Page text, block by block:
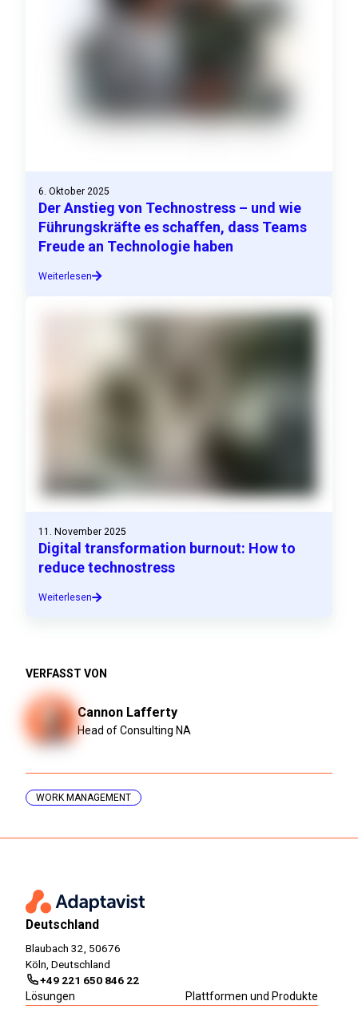
6. Oktober 2025
Der Anstieg von Technostress – und wie
Führungskräfte es schaffen, dass Teams
Freude an Technologie haben
Weiterlesen
11. November 2025
Digital transformation burnout: How to
reduce technostress
Weiterlesen
VERFASST VON
Cannon Lafferty
Head of Consulting NA
WORK MANAGEMENT
Deutschland
Blaubach 32, 50676
Köln, Deutschland
+49 221 650 846 22
Lösungen
Plattformen und Produkte